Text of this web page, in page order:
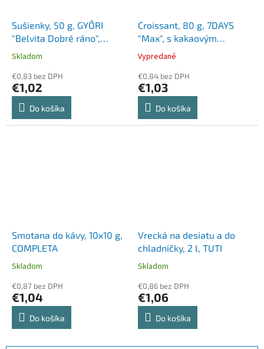
Sušienky, 50 g, GYŐRI
"Belvita Dobré ráno",
kakaové
Skladom
€0,83 bez DPH
€1,02
Do košíka
Croissant, 80 g, 7DAYS
"Max", s kakaovým
krémom
Vypredané
€0,84 bez DPH
€1,03
Do košíka
Smotana do kávy, 10x10 g,
COMPLETA
Skladom
€0,87 bez DPH
€1,04
Do košíka
Vrecká na desiatu a do
chladničky, 2 l, TUTI
Skladom
€0,86 bez DPH
€1,06
Do košíka